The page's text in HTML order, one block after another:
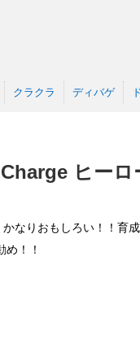
クラクラ ディバゲ
Charge ヒー
なりおもしろい！！育
！！